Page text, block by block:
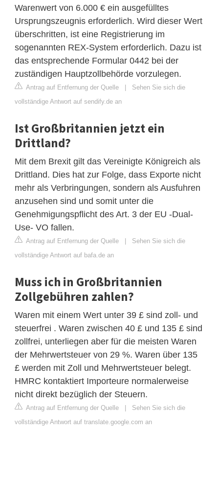
Warenwert von 6.000 € ein ausgefülltes
Ursprungszeugnis erforderlich. Wird dieser Wert
überschritten, ist eine Registrierung im
sogenannten REX-System erforderlich. Dazu ist
das entsprechende Formular 0442 bei der
zuständigen Hauptzollbehörde vorzulegen.
Antrag auf Entfernung der Quelle | Sehen Sie sich die
vollständige Antwort auf sendify.de an
Ist Großbritannien jetzt ein
Drittland?
Mit dem Brexit gilt das Vereinigte Königreich als
Drittland. Dies hat zur Folge, dass Exporte nicht
mehr als Verbringungen, sondern als Ausfuhren
anzusehen sind und somit unter die
Genehmigungspflicht des Art. 3 der EU -Dual-
Use- VO fallen.
Antrag auf Entfernung der Quelle | Sehen Sie sich die
vollständige Antwort auf bafa.de an
Muss ich in Großbritannien
Zollgebühren zahlen?
Waren mit einem Wert unter 39 £ sind zoll- und
steuerfrei . Waren zwischen 40 £ und 135 £ sind
zollfrei, unterliegen aber für die meisten Waren
der Mehrwertsteuer von 29 %. Waren über 135
£ werden mit Zoll und Mehrwertsteuer belegt.
HMRC kontaktiert Importeure normalerweise
nicht direkt bezüglich der Steuern.
Antrag auf Entfernung der Quelle | Sehen Sie sich die
vollständige Antwort auf translate.google.com an